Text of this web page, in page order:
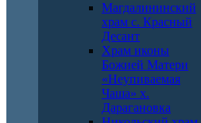
Магдалининский
храм с. Красный
Десант
Храм иконы
Божией Матери
«Неупиваемая
Чаша» х.
Дарагановка